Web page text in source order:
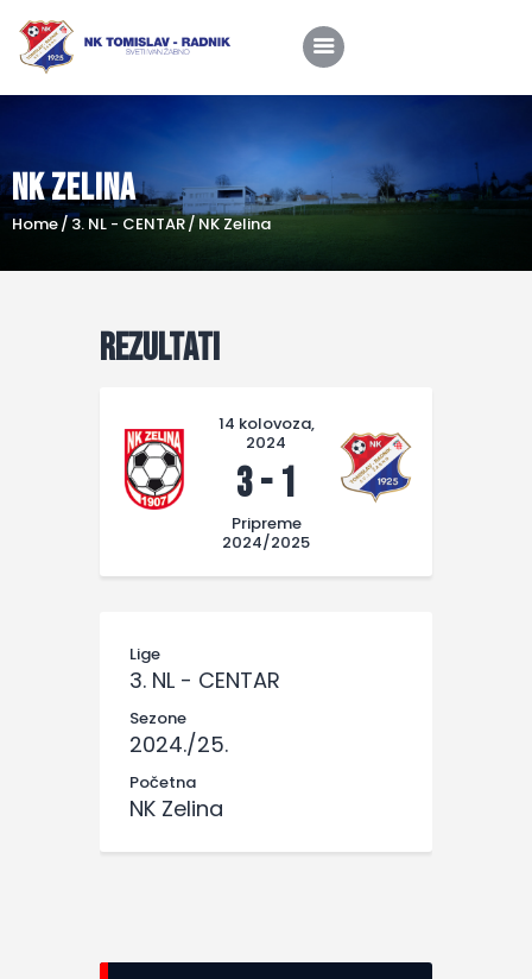
NK Zelina
Home 3. NL - CENTAR NK Zelina
Home
O nama
Škola nogometa
Novosti
Kontakt
Rezultati
14 kolovoza,
2024
3-1
Pripreme
2024/2025
Lige
3. NL - CENTAR
Sezone
2024./25.
Početna
NK Zelina